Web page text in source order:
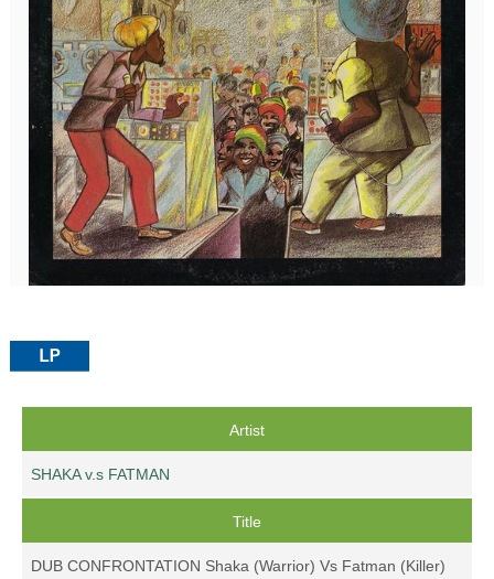
Artist
SHAKA v.s FATMAN
Title
DUB CONFRONTATION Shaka (Warrior) Vs Fatman (Killer)